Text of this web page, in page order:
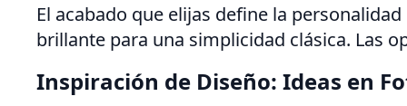
El acabado que elijas define la
brillante para una simplicidad clásica. Las
Inspiración de Diseño: Ideas en